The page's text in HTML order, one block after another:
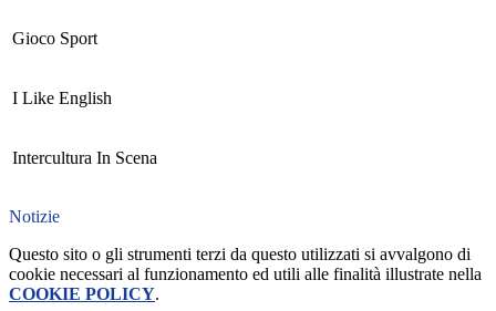
Gioco Sport
I Like English
Intercultura In Scena
Notizie
Questo sito o gli strumenti terzi da questo utilizzati si avvalgono di
cookie necessari al funzionamento ed utili alle finalità illustrate nella
COOKIE POLICY.